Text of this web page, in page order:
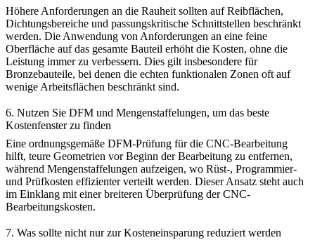
Höhere Anforderungen an die Rauheit sollten auf Reibflächen,
Dichtungsbereiche und passungskritische Schnittstellen beschränkt
werden. Die Anwendung von Anforderungen an eine feine
Oberfläche auf das gesamte Bauteil erhöht die Kosten, ohne die
Leistung immer zu verbessern. Dies gilt insbesondere für
Bronzebauteile, bei denen die echten funktionalen Zonen oft auf
wenige Arbeitsflächen beschränkt sind.
6. Nutzen Sie DFM und Mengenstaffelungen, um das beste
Kostenfenster zu finden
Eine ordnungsgemäße DFM-Prüfung für die CNC-Bearbeitung
hilft, teure Geometrien vor Beginn der Bearbeitung zu entfernen,
während Mengenstaffelungen aufzeigen, wo Rüst-, Programmier-
und Prüfkosten effizienter verteilt werden. Dieser Ansatz steht auch
im Einklang mit einer breiteren Überprüfung derCNC-
Bearbeitungskosten.
7. Was sollte nicht nur zur Kosteneinsparung reduziert werden